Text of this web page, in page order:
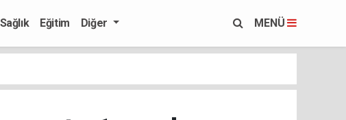
Sağlık Eğitim Diğer MENÜ